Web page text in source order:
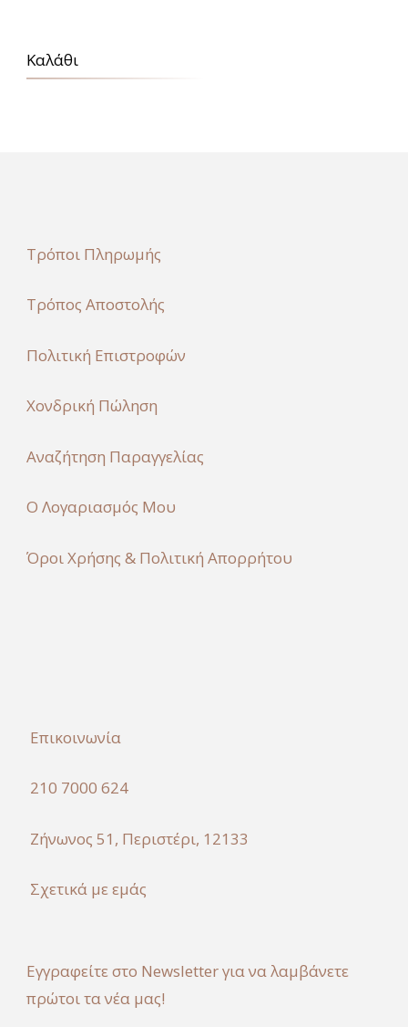
Καλάθι
Τρόποι Πληρωμής
Τρόπος Αποστολής
Πολιτική Επιστροφών
Χονδρική Πώληση
Αναζήτηση Παραγγελίας
Ο Λογαριασμός Μου
Όροι Χρήσης & Πολιτική Απορρήτου
Επικοινωνία
210 7000 624
Ζήνωνος 51, Περιστέρι, 12133
Σχετικά με εμάς
Εγγραφείτε στο Newsletter για να λαμβάνετε
πρώτοι τα νέα μας!